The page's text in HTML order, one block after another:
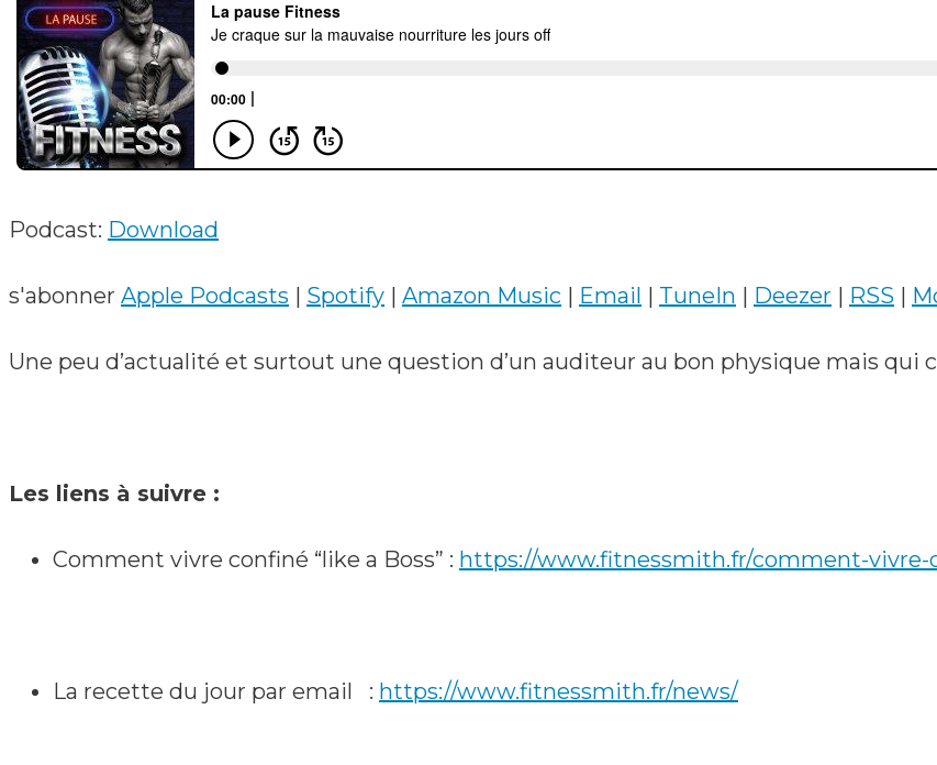
Podcast: Download
s'abonner Apple Podcasts | Spotify | Amazon Music | Email | TuneIn | Deezer | RSS |
Une peu d’actualité et surtout une question d’un auditeur au bon physique mais qui
Les liens à suivre :
Comment vivre confiné “like a Boss” : https://www.fitnessmith.fr/comment-vivre-
La recette du jour par email : https://www.fitnessmith.fr/news/